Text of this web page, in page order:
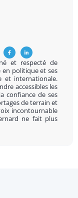
et respecté de
en politique et ses
et internationale.
accessibles les
confiance de ses
de terrain et
incontournable
ne fait plus